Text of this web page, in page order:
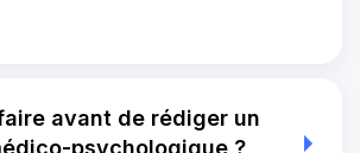
avant de rédiger un
psychologique ?